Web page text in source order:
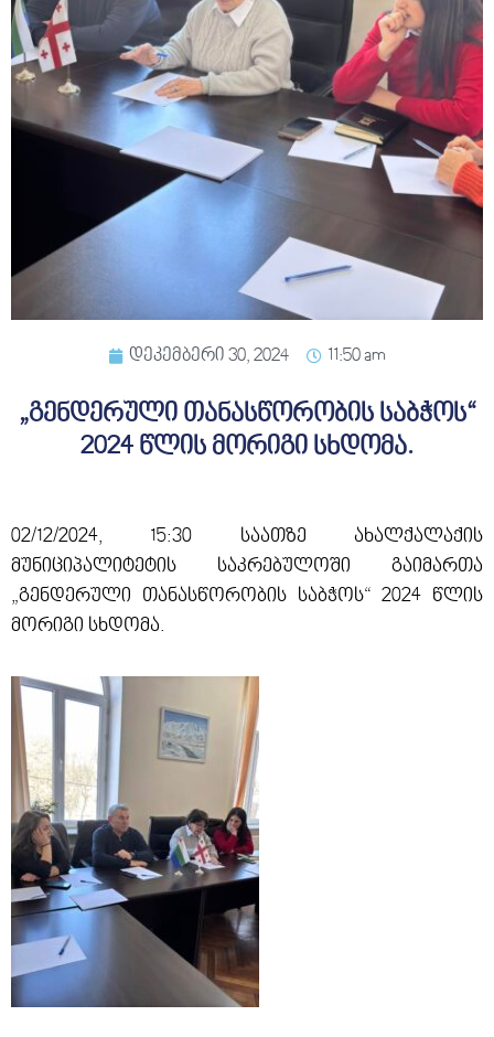
ᲡᲔᲠᲕᲘᲡᲔᲑᲘ
ᲡᲐᲯᲐᲠᲝ
ᲘᲜᲤᲝᲠᲛᲐᲪᲘᲐ
დეკემბერი 30, 2024 11:50 am
„გენდერული თანასწორობის საბჭოს“
2024 წლის მორიგი სხდომა.
02/12/2024, 15:30 საათზე ახალქალაქის
მუნიციპალიტეტის საკრებულოში გაიმართა
„გენდერული თანასწორობის საბჭოს“ 2024 წლის
მორიგი სხდომა.